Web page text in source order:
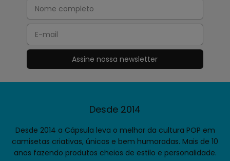
Desde 2014
Desde 2014 a Cápsula leva o melhor da cultura POP em
camisetas criativas, únicas e bem humoradas. Mais de 10
anos fazendo produtos cheios de estilo e personalidade.